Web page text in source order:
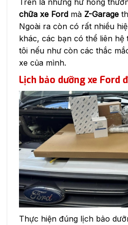
Trên là những hư hỏng
chữa xe Ford mà Z-Garage
Ngoài ra còn có rất nhiều
khác, các bạn có thể liên
tôi nếu như còn các thắc
xe của mình.
Lịch bảo dưỡng xe Ford
Thực hiện đúng lịch bảo